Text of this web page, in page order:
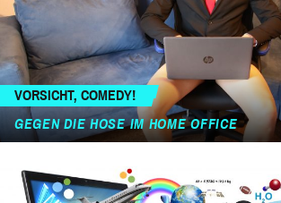
VORSICHT, COMEDY!
GEGEN DIE HOSE IM HOME OFFICE